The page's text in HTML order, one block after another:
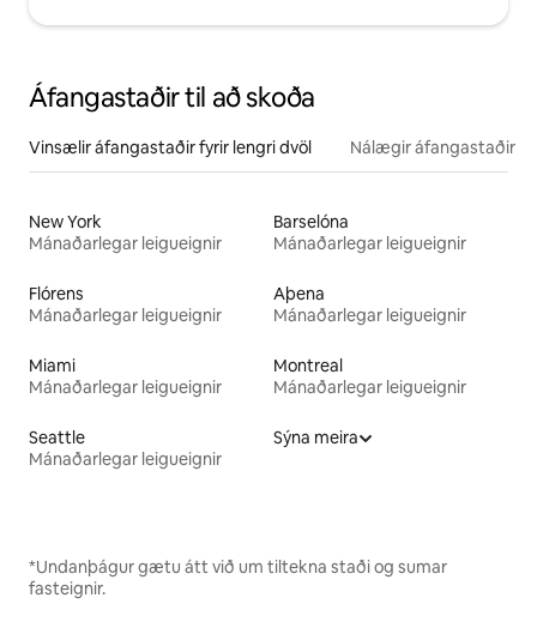
Áfangastaðir til að skoða
Vinsælir áfangastaðir fyrir lengri dvöl Nálægir áfangastaðir
New York
Mánaðarlegar leigueignir
Barselóna
Mánaðarlegar leigueignir
Flórens
Mánaðarlegar leigueignir
Aþena
Mánaðarlegar leigueignir
Miami
Mánaðarlegar leigueignir
Montreal
Mánaðarlegar leigueignir
Seattle
Mánaðarlegar leigueignir
Sýna meira
*Undanþágur gætu átt við um tiltekna staði og sumar
fasteignir.